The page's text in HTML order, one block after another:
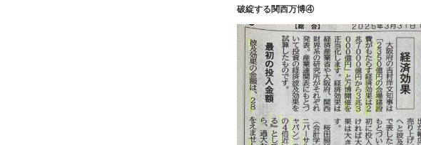
破綻する関西万博④